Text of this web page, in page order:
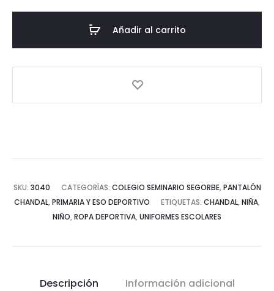
30,20 €
primaria
secundaria
Añadir al carrito
SKU: 3040 CATEGORÍAS: COLEGIO SEMINARIO SEGORBE, PANTALÓN
CHANDAL, PRIMARIA Y ESO DEPORTIVO ETIQUETAS: CHANDAL, NIÑA,
NIÑO, ROPA DEPORTIVA, UNIFORMES ESCOLARES
Descripción Información adicional